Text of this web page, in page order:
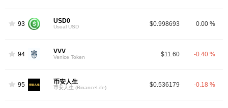
93 USD0
Usual USD $0.998693 0.00 %
94 VVV
Venice Token $11.60 -0.40 %
95 币安人生
币安人生 (BinanceLife) $0.536179 -0.18 %